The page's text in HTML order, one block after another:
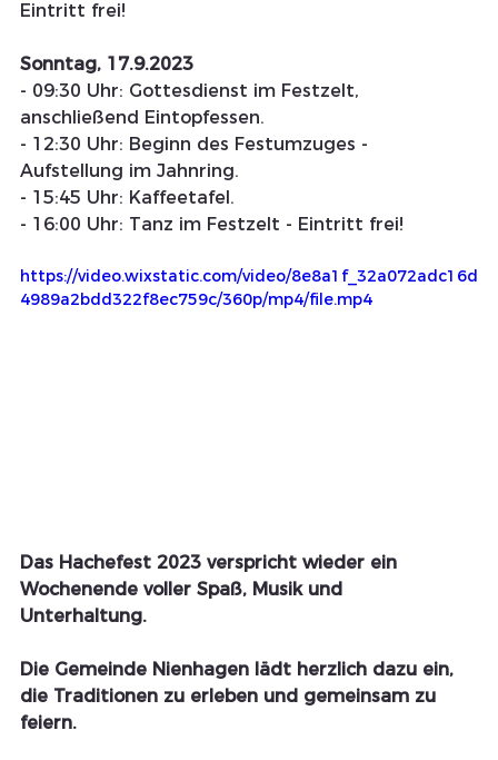
Eintritt frei!
Sonntag, 17.9.2023
- 09:30 Uhr: Gottesdienst im Festzelt,
anschließend Eintopfessen.
- 12:30 Uhr: Beginn des Festumzuges -
Aufstellung im Jahnring.
- 15:45 Uhr: Kaffeetafel.
- 16:00 Uhr: Tanz im Festzelt - Eintritt frei!
https://video.wixstatic.com/video/8e8a1f_32a072adc16d
4989a2bdd322f8ec759c/360p/mp4/file.mp4
Das Hachefest 2023 verspricht wieder ein
Wochenende voller Spaß, Musik und
Unterhaltung.
Die Gemeinde Nienhagen lädt herzlich dazu ein,
die Traditionen zu erleben und gemeinsam zu
feiern.